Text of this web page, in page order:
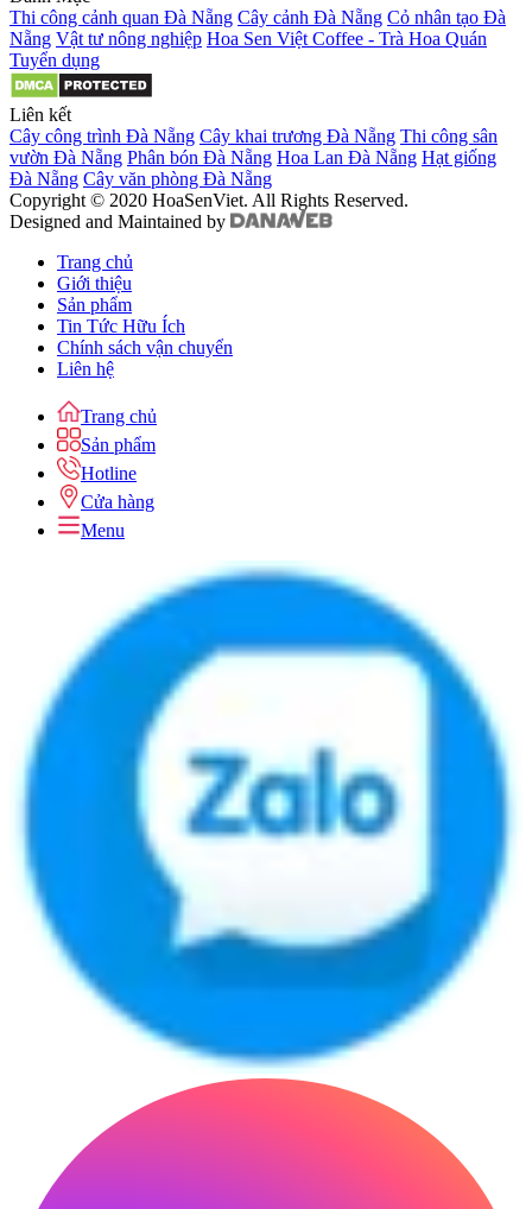
Thi công cảnh quan Đà Nẵng Cây cảnh Đà Nẵng Cỏ nhân tạo Đà
Nẵng Vật tư nông nghiệp Hoa Sen Việt Coffee - Trà Hoa Quán
Tuyển dụng
Liên kết
Cây công trình Đà Nẵng Cây khai trương Đà Nẵng Thi công sân
vườn Đà Nẵng Phân bón Đà Nẵng Hoa Lan Đà Nẵng Hạt giống
Đà Nẵng Cây văn phòng Đà Nẵng
Copyright © 2020 HoaSenViet. All Rights Reserved.
Designed and Maintained by
Trang chủ
Giới thiệu
Sản phẩm
Tin Tức Hữu Ích
Chính sách vận chuyển
Liên hệ
Trang chủ
Sản phẩm
Hotline
Cửa hàng
Menu